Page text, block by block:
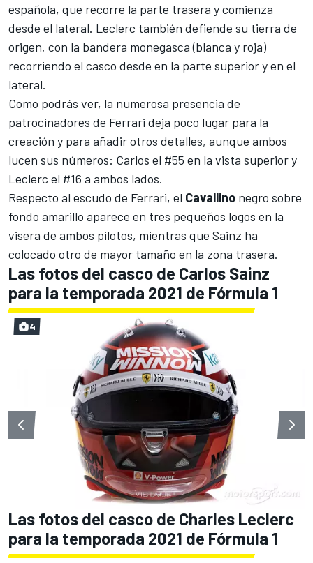
española, que recorre la parte trasera y comienza
desde el lateral. Leclerc también defiende su tierra de
origen, con la bandera monegasca (blanca y roja)
recorriendo el casco desde en la parte superior y en el
lateral.
Como podrás ver, la numerosa presencia de
patrocinadores de Ferrari deja poco lugar para la
creación y para añadir otros detalles, aunque ambos
lucen sus números: Carlos el #55 en la vista superior y
Leclerc el #16 a ambos lados.
Respecto al escudo de Ferrari, el Cavallino negro sobre
fondo amarillo aparece en tres pequeños logos en la
visera de ambos pilotos, mientras que Sainz ha
colocado otro de mayor tamaño en la zona trasera.
Las fotos del casco de Carlos Sainz
para la temporada 2021 de Fórmula 1
4
Las fotos del casco de Charles Leclerc
para la temporada 2021 de Fórmula 1